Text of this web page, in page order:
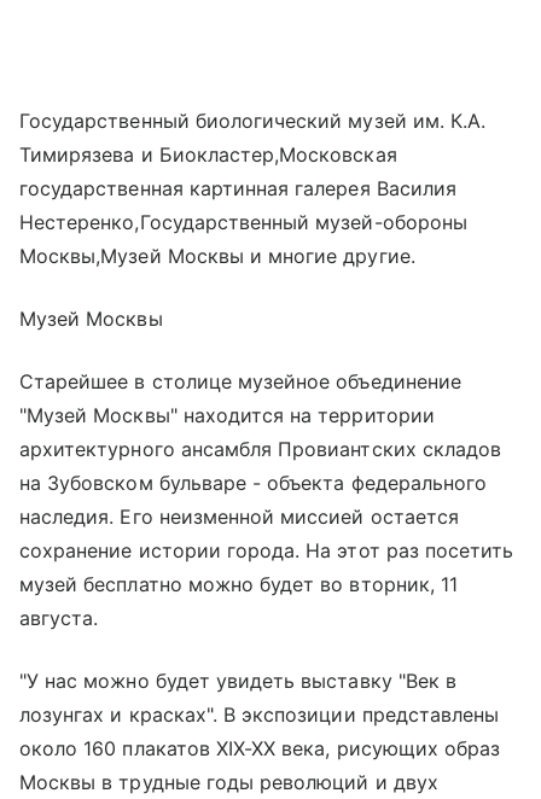
Государственный биологический музей им. К.А.
Тимирязева и Биокластер,Московская
государственная картинная галерея Василия
Нестеренко,Государственный музей-обороны
Москвы,Музей Москвы и многие другие.
Музей Москвы
Старейшее в столице музейное объединение
"Музей Москвы" находится на территории
архитектурного ансамбля Провиантских складов
на Зубовском бульваре - объекта федерального
наследия. Его неизменной миссией остается
сохранение истории города. На этот раз посетить
музей бесплатно можно будет во вторник, 11
августа.
"У нас можно будет увидеть выставку "Век в
лозунгах и красках". В экспозиции представлены
около 160 плакатов XIX-XX века, рисующих образ
Москвы в трудные годы революций и двух